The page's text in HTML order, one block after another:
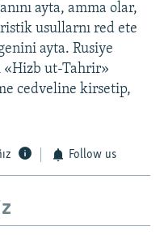
ayta, amma olar,
usullarnı red ete
ayta. Rusiye
«Hizb ut-Tahrir»
cedveline kirsetip,
Follow us